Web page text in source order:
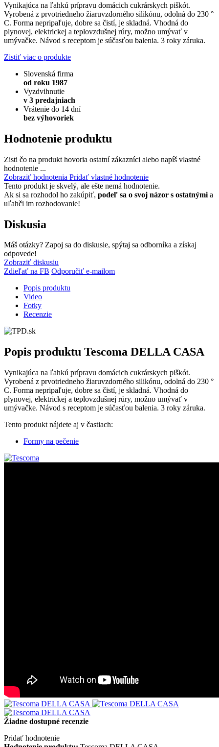
Vynikajúca na ľahkú prípravu domácich cukrárskych piškót.
Vyrobená z prvotriedneho žiaruvzdorného silikónu, odolná do 230 °
C. Forma nepripaľuje, dobre sa čistí, je skladná. Vhodná do
plynovej, elektrickej a teplovzdušnej rúry, možno umývať v
umývačke. Návod s receptom je súčasťou balenia. 3 roky záruka.
Zistiť viac o produkte
Slovenská firma
od roku 1987
Vyzdvihnutie
v 3 predajniach
Vrátenie do 14 dní
bez výhovoriek
Hodnotenie produktu
Zisti čo na produkt hovoria ostatní zákazníci alebo napíš vlastné
hodnotenie ...
Zobraziť hodnotenia Pridať vlastné hodnotenie
Tento produkt je skvelý, ale ešte nemá hodnotenie.
Ak si sa rozhodol ho zakúpiť, podeľ sa o svoj názor s ostatnými a
uľahči im rozhodovanie!
Diskusia
Máš otázky? Zapoj sa do diskusie, spýtaj sa odborníka a získaj
odpovede!
Zobraziť diskusiu
Zdieľať na FB Odporučiť e-mailom
Popis produktu
Video
Fotky
Recenzie
Popis produktu Tescoma DELLA CASA
Vynikajúca na ľahkú prípravu domácich cukrárskych piškót.
Vyrobená z prvotriedneho žiaruvzdorného silikónu, odolná do 230 °
C. Forma nepripaľuje, dobre sa čistí, je skladná. Vhodná do
plynovej, elektrickej a teplovzdušnej rúry, možno umývať v
umývačke. Návod s receptom je súčasťou balenia. 3 roky záruka.
Tento produkt nájdete aj v častiach:
Formy na pečenie
Žiadne dostupné recenzie
Pridať hodnotenie